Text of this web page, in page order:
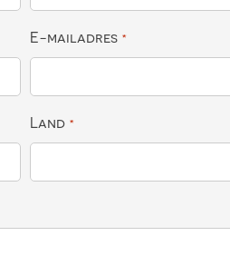
E-mailadres *
Land *